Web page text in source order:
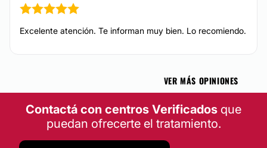
Excelente atención. Te informan muy bien. Lo recomiendo.
VER MÁS OPINIONES
Contactá con centros Verificados que
puedan ofrecerte el tratamiento.